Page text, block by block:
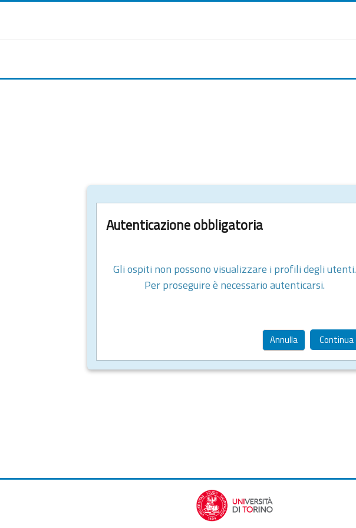
Autenticazione obbligatoria
Gli ospiti non possono visualizzare i profili degli utenti.
Per proseguire è necessario autenticarsi.
Annulla Continua